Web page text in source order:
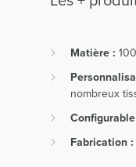
Matière :
nombreux
Fabrication :